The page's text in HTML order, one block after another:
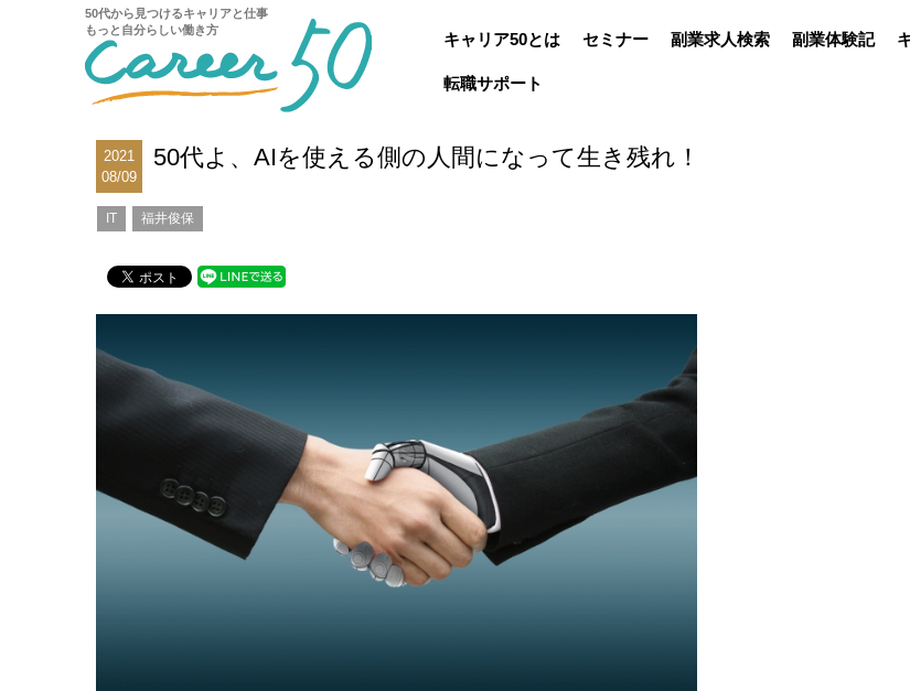
50代から見つけるキャリアと仕事
もっと自分らしい働き方
キャリア50とは セミナー 副業求人検索 副業体験記
転職サポート
2021
08/09
50代よ、AIを使える側の人間になって生き残れ！
IT 福井俊保